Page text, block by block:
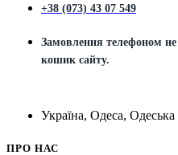
+38 (073) 43 07 549
Замовлення телефоном
кошик сайту.
Україна, Одеса,
ПРО НАС